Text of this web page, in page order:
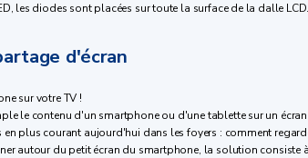
les diodes sont placées sur toute la surface de la dalle
d'écran
sur votre TV !
le contenu d'un smartphone ou d'une tablette sur un
en plus courant aujourd'hui dans les foyers : comment
autour du petit écran du smartphone, la solution consiste